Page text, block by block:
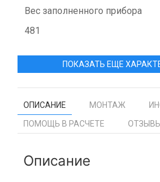
Вес заполненного прибора
481
ПОКАЗАТЬ ЕЩЕ
ОПИСАНИЕ МОНТАЖ
ПОМОЩЬ В РАСЧЕТЕ
ОТЗЫВЫ
Описание